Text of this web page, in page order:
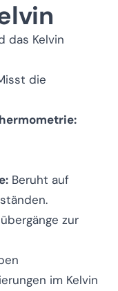
das Kelvin
die
Beruht auf
zur
im Kelvin